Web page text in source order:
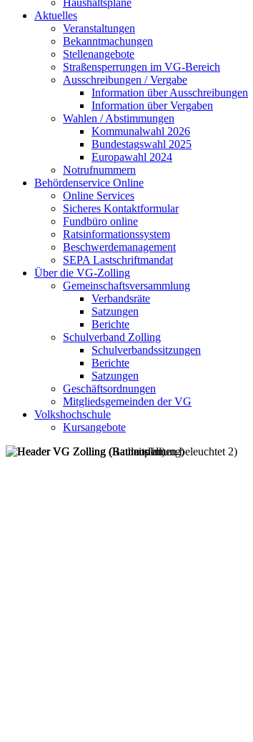
Haushaltspläne
Aktuelles
Veranstaltungen
Bekanntmachungen
Stellenangebote
Straßensperrungen im VG-Bereich
Ausschreibungen / Vergabe
Information über Ausschreibungen
Information über Vergaben
Wahlen / Abstimmungen
Kommunalwahl 2026
Bundestagswahl 2025
Europawahl 2024
Notrufnummern
Behördenservice Online
Online Services
Sicheres Kontaktformular
Fundbüro online
Ratsinformationssystem
Beschwerdemanagement
SEPA Lastschriftmandat
Über die VG-Zolling
Gemeinschaftsversammlung
Verbandsräte
Satzungen
Berichte
Schulverband Zolling
Schulverbandssitzungen
Berichte
Satzungen
Geschäftsordnungen
Mitgliedsgemeinden der VG
Volkshochschule
Kursangebote